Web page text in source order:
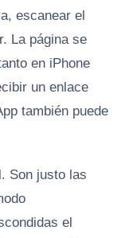
escanear el
La página se
en iPhone
un enlace
también puede
Son justo las
el